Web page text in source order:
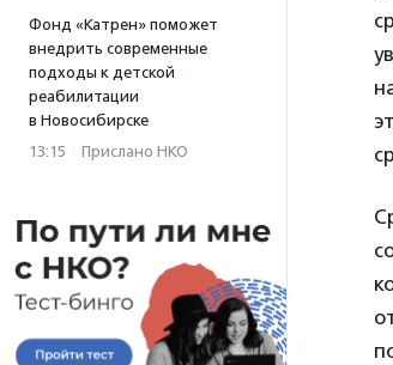
Фонд «Катрен» поможет
внедрить современные
подходы к детской
реабилитации
в Новосибирске
13:15 · Прислано НКО